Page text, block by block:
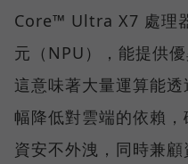
Core™ Ultra X7 處理
元（NPU），能提供
這意味著大量運算能
幅降低對雲端的依賴
資安不外洩，同時兼